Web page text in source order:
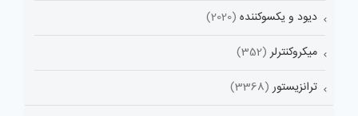
دیود و یکسوکننده (2020)
میکروکنترلر (352)
ترانزیستور (3368)